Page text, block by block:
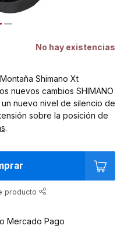
No hay existencias
Shimano Xt
nuevos cambios SHIMANO
un nuevo nivel de silencio de
sobre la posición de
.
producto
Mercado Pago